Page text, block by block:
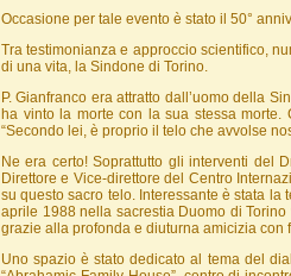
Occasione per tale evento è stato il 50°
Tra testimonianza e approccio scientifico,
di una vita, la Sindone di Torino.
P. Gianfranco era attratto dall’uomo della
ha vinto la morte con la sua stessa
“Secondo lei, è proprio il telo che avvolse
Ne era certo! Soprattutto gli interventi del
Direttore e Vice-direttore del Centro
su questo sacro telo. Interessante è stata
aprile 1988 nella sacrestia Duomo di
grazie alla profonda e diuturna amicizia con
Uno spazio è stato dedicato al tema del